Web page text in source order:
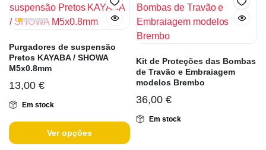
Purgadores de suspensão
Pretos KAYABA / SHOWA
M5x0.8mm
13,00 €
Em stock
Ver opções
Kit de Proteções das Bombas
de Travão e Embraiagem
modelos Brembo
36,00 €
Em stock